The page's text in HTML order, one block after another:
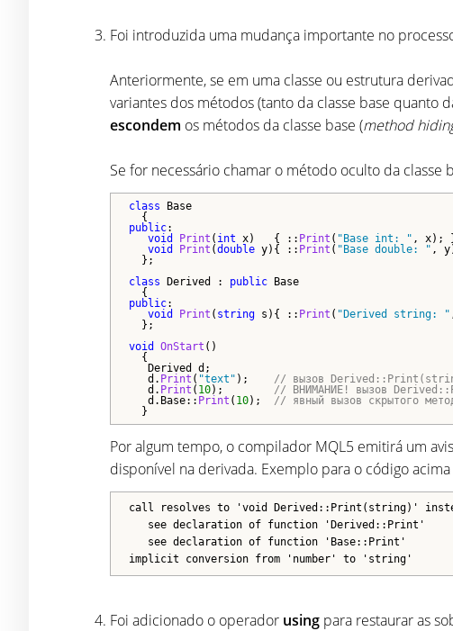
Foi introduzida uma mudança importante no
Anteriormente, se em uma classe ou estrutura
variantes dos métodos (tanto da classe base quanto
escondem os métodos da classe base (method
Se for necessário chamar o método oculto da
class Base
public:
void
Print ( int x)   { :: Print ( "Base int: " , x);
void
Print (double y){ :: Print ( "Base double: " ,
};
class Derived : public Base
public:
void
Print ( string s){ :: Print ( "Derived string: "
};
void
OnStart ()
{
Derived d;
d. Print ( "text" ); // вызов
d. Print ( 10); // ВНИМАНИЕ! вызов
d.Base:: Print ( 10); // явный вызов скрытого
}
Por algum tempo, o compilador MQL5 emitirá um
disponível na derivada. Exemplo para o código acima
call resolves to 'void Derived::Print(string)'
see declaration of function 'Derived::Print'
see declaration of function 'Base::Print'
implicit conversion from 'number' to 'string'
Foi adicionado o operador using para restaurar as